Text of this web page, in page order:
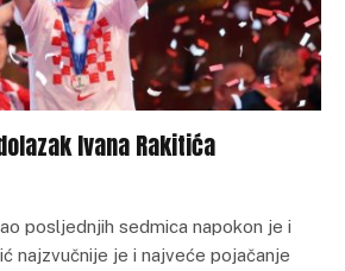
Ivana Rakitića
posljednjih sedmica napokon je i
najzvučnije je i najveće pojačanje